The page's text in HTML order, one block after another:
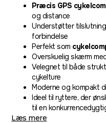
Præcis GPS
og distance
Understøtter
forbindelse
Perfekt som
Overskuelig skærm
Velegnet til både
cykelture
Moderne og kompakt
Ideel til ryttere, der
til en
Læs mere